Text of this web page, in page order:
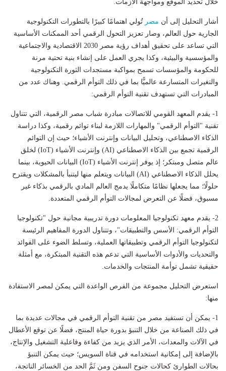
خلال تحديد الموقع ومواجهة الأزمات.
أشار التحليل إلى أن مصر تُولي اهتمامًا كبيرًا بالتطورات التكنولوجية
الجارية حول العالم، وصار تعزيز التحول الرقمي أحد الممكنات الأساسية
التي تساعد على تحقيق أهداف رؤية مصر 2030 الاقتصادية والاجتماعية
والمؤسسية والبيئية، وكذا يجري العمل على إنشاء بنية تحتية مرنة
للحكومة والمؤسسات تسمح بمواكبة مستجدات الثورة التكنولوجية
والتغيرات المتسارعة عالميًّا بما في ذلك التوأم الرقمي. وهناك عدد من
المبادرات التي تستهدف تقنية التوأم الرقمي:
1- يقدم المعهد القومي للاتصالات مبادرة شباب مصر الرقمية، التي تتناول
تقنية "التوأم الرقمي" والمهارات اللازمة لبناء توائم رقمية، وكذا دراسة
الذكاء الاصطناعي، وتحليل البيانات وإنترنت الأشياء؛ حيث إن التوائم
الرقمية تجمع بين الذكاء الاصطناعي (AI) وإنترنت الأشياء (IoT) لخلق
عالم متصل ومبتكر؛ إذ يوفر إنترنت الأشياء (IoT) البيانات الحيوية، بينما
يحلل الذكاء الاصطناعي (AI) البيانات ويتعلم منها ليتنبأ بالمشكلات ويقترح
حلولًا؛ مما يجعلها نظامًا متكاملًا يدمج العالم المادي بالرقمي بذكاء غير
مسبوق، فضلًا عن التعرض لمجالات التوأم الرقمي المتعددة.
2- يقدم معهد تكنولوجيا المعلومات دورة تدريبية مجانية حول "تكنولوجيا
التوأم الرقمي: الأسس والتطبيقات"، وتتناول الدورة المفاهيم الرئيسة
لتكنولوجيا التوأم الرقمي وتطبيقاتها العملية، وتسلط الضوء على الفوائد
والتحديات والأدوات الأساسية التي تدعم هذه التقنية المبتكرة، مع أمثلة
حقيقية تشمل توأمة المنتجات والخدمات.
استعرض التحليل مجموعة من الفرص الواعدة التي يمكن لمصر الاستفادة
منها:
1- يمكن أن تستفيد مصر من تقنية التوأم الرقمي في مجالات عديدة بما
في ذلك الصناعة من خلال التنبؤ بدورة حياة المنتج، فضلًا عن توقع الأعطال
في الآلات والمعدات، الأمر الذي يزيد من كفاءة وفاعلية التشغيل والإنتاج،
بالإضافة إلى إمكانية استخدامه في قناة السويس؛ حيث يمكن التنبؤ
بحالات الطوارئ كحالات جنوح السفن ومن ثَمَّ الحد من الخسائر الناتجة،